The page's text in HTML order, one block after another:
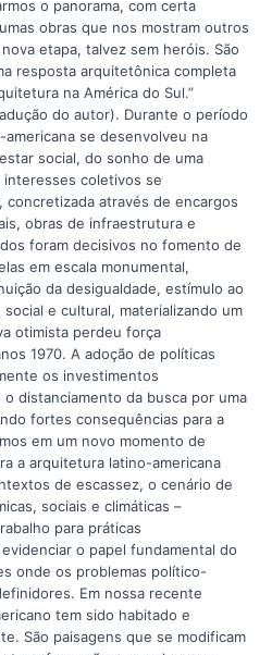
o panorama, com certa
obras que nos mostram outros
etapa, talvez sem heróis. São
resposta arquitetônica completa
na América do Sul.”
do autor). Durante o período
se desenvolveu na
social, do sonho de uma
coletivos se
concretizada através de encargos
obras de infraestrutura e
foram decisivos no fomento de
em escala monumental,
da desigualdade, estímulo ao
e cultural, materializando um
otimista perdeu força
1970. A adoção de políticas
os investimentos
distanciamento da busca por uma
fortes consequências para a
em um novo momento de
a arquitetura latino-americana
de escassez, o cenário de
sociais e climáticas –
para práticas
o papel fundamental do
onde os problemas político-
Em nossa recente
tem sido habitado e
São paisagens que se modificam